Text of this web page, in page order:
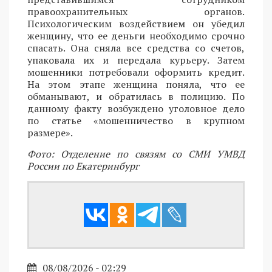
правоохранительных органов.
Психологическим воздействием он убедил
женщину, что ее деньги необходимо срочно
спасать. Она сняла все средства со счетов,
упаковала их и передала курьеру. Затем
мошенники потребовали оформить кредит.
На этом этапе женщина поняла, что ее
обманывают, и обратилась в полицию. По
данному факту возбуждено уголовное дело
по статье «мошенничество в крупном
размере».
Фото: Отделение по связям со СМИ УМВД
России по Екатеринбург
08/08/2026 - 02:29